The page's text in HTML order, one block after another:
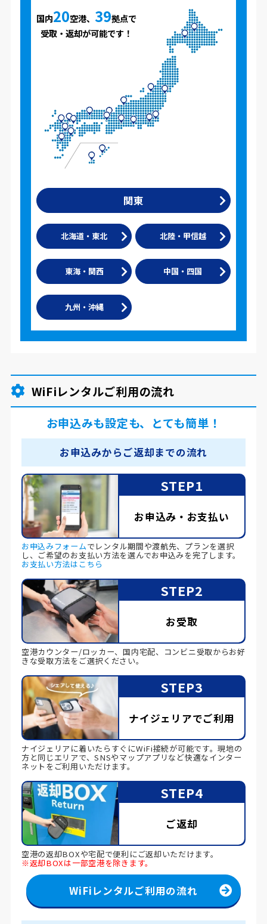
国内20空港、 39拠点で
受取・返却が可能です！
関東
北海道・東北 北陸・甲信越
東海・関西 中国・四国
九州・沖縄
WiFiレンタルご利用の流れ
お申込みも設定も、とても簡単！
お申込みからご返却までの流れ
STEP1
お申込み・お支払い
お申込みフォームでレンタル期間や渡航先、プランを選択
し、ご希望のお支払い方法を選んでお申込みを完了します。
お支払い方法はこちら
STEP2
お受取
空港カウンター/ロッカー、国内宅配、コンビニ受取からお好
きな受取方法をご選択ください。
STEP3
ナイジェリアでご利用
ナイジェリアに着いたらすぐにWiFi接続が可能です。現地の
方と同じエリアで、SNSやマップアプリなど快適なインター
ネットをご利用いただけます。
STEP4
ご返却
空港の返却BOXや宅配で便利にご返却いただけます。
※返却BOXは一部空港を除きます。
WiFiレンタルご利用の流れ